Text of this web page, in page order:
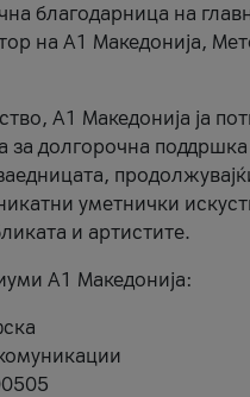
благодарница на
на A1 Македонија,
A1 Македонија ја
за долгорочна
уметнички
и артистите.
А1 Македонија: